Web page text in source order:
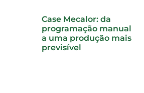
Case Mecalor: da
programação manual
a uma produção mais
previsível